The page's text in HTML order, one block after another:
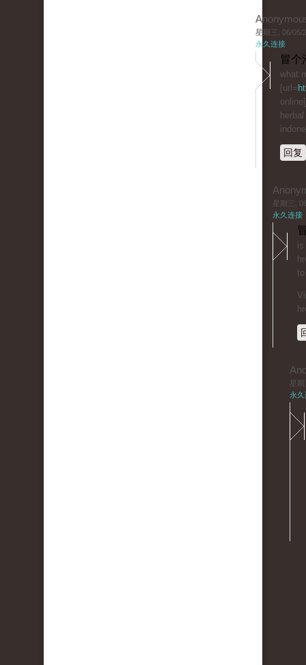
星期三, 06/05/
永久连接
冒个
what
[url=
herbal
回复
星期三,
永久连接
is
星
永久